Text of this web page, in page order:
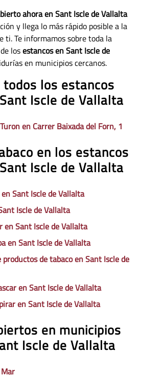
ahora en Sant Iscle de Vallalta
y llega lo más rápido posible a la
ti. Te informamos sobre toda la
losestancos en Sant Iscle de
en municipios cercanos.
los estancos
Iscle de Vallalta
en Carrer Baixada del Forn, 1
en los estancos
Iscle de Vallalta
Sant Iscle de Vallalta
Iscle de Vallalta
en Sant Iscle de Vallalta
en Sant Iscle de Vallalta
de tabaco en Sant Iscle de
en Sant Iscle de Vallalta
en Sant Iscle de Vallalta
en municipios
Iscle de Vallalta